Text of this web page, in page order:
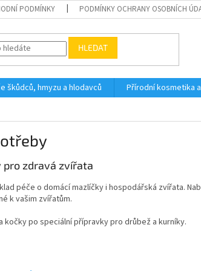
PODMÍNKY PODMÍNKY OCHRANY OSOBNÍCH
HLEDAT
škůdců, hmyzu a hlodavců Přírodní kosmetika
pro zdravá zvířata
péče o domácí mazlíčky i hospodářská zvířata.
k vašim zvířatům.
kočky po speciální přípravky pro drůbež a kurníky.